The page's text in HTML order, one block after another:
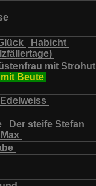
Habicht
mit Strohut
Beute
Der steife Stefan